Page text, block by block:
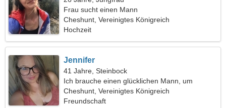
Frau sucht einen Mann
Cheshunt, Vereinigtes Königreich
Hochzeit
Jennifer
41 Jahre, Steinbock
Ich brauche einen glücklichen Mann, um
zusammen Ski zu fahren
Cheshunt, Vereinigtes Königreich
Freundschaft